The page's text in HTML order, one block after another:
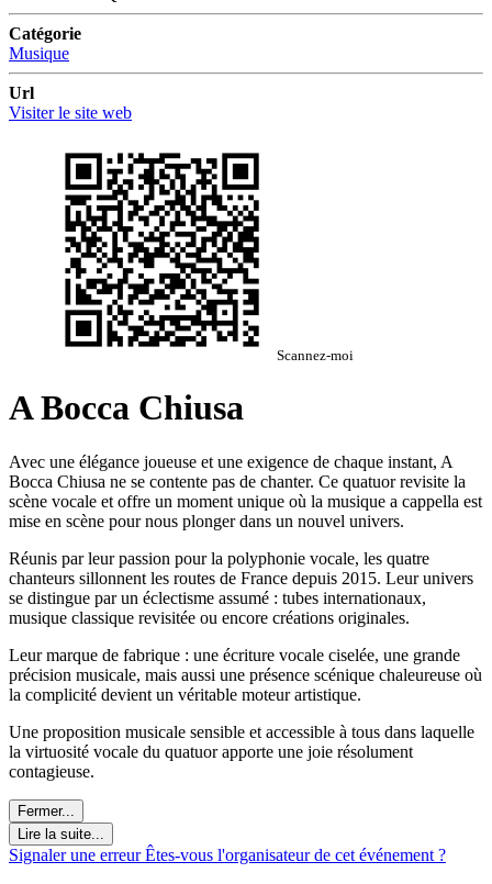
Catégorie
Musique
Url
Visiter le site web
Scannez-moi
A Bocca Chiusa
Avec une élégance joueuse et une exigence de chaque instant, A
Bocca Chiusa ne se contente pas de chanter. Ce quatuor revisite la
scène vocale et offre un moment unique où la musique a cappella est
mise en scène pour nous plonger dans un nouvel univers.
Réunis par leur passion pour la polyphonie vocale, les quatre
chanteurs sillonnent les routes de France depuis 2015. Leur univers
se distingue par un éclectisme assumé : tubes internationaux,
musique classique revisitée ou encore créations originales.
Leur marque de fabrique : une écriture vocale ciselée, une grande
précision musicale, mais aussi une présence scénique chaleureuse où
la complicité devient un véritable moteur artistique.
Une proposition musicale sensible et accessible à tous dans laquelle
la virtuosité vocale du quatuor apporte une joie résolument
contagieuse.
Fermer...
Lire la suite...
Signaler une erreurÊtes-vous l'organisateur de cet événement ?